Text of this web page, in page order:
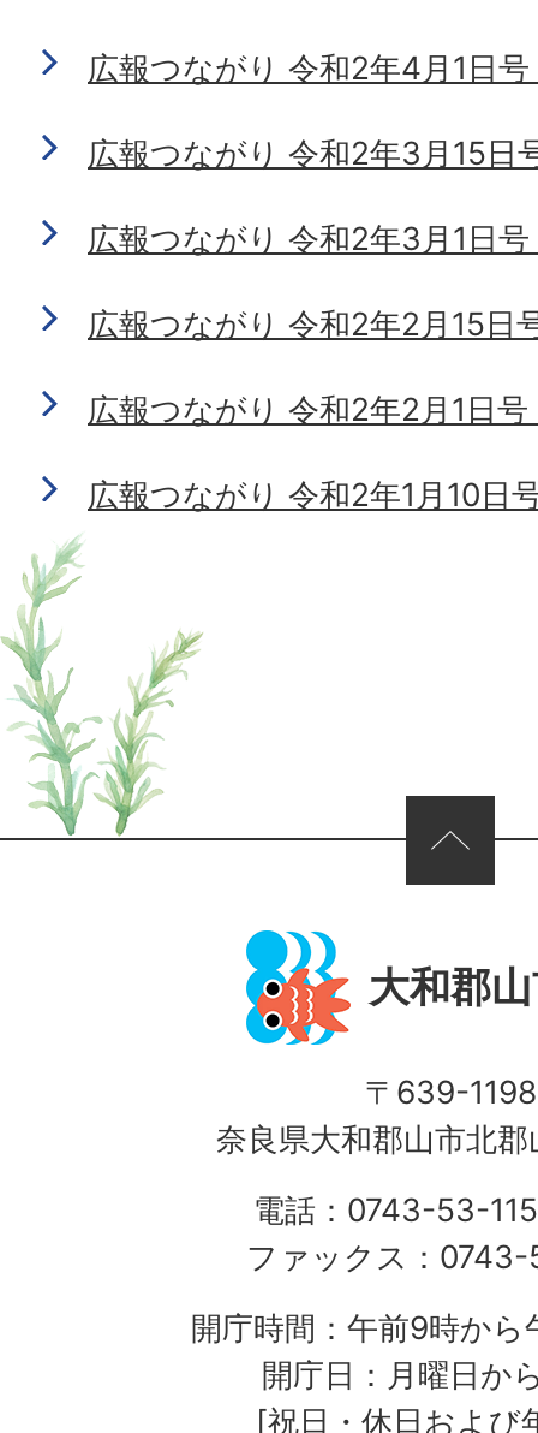
広報つながり 令和2年4月1日
広報つながり 令和2年3月15日
広報つながり 令和2年3月1日
広報つながり 令和2年2月15日
広報つながり 令和2年2月1日
広報つながり 令和2年1月10日
ページの先頭へ
大和郡
〒639-1198
奈良県大和郡山市北
電話：0743-53-
ファックス：
開庁時間：午前9時か
開庁日：月曜日か
[祝日・休日および